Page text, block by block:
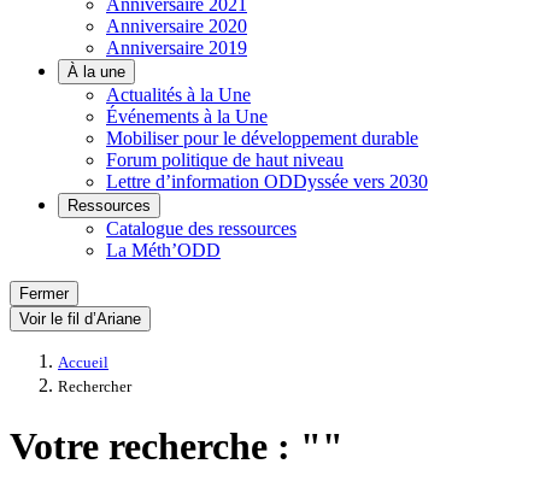
Anniversaire 2021
Anniversaire 2020
Anniversaire 2019
À la une
Actualités à la Une
Événements à la Une
Mobiliser pour le développement durable
Forum politique de haut niveau
Lettre d’information ODDyssée vers 2030
Ressources
Catalogue des ressources
La Méth’ODD
Fermer
Voir le fil d’Ariane
Accueil
Rechercher
Votre recherche : ""